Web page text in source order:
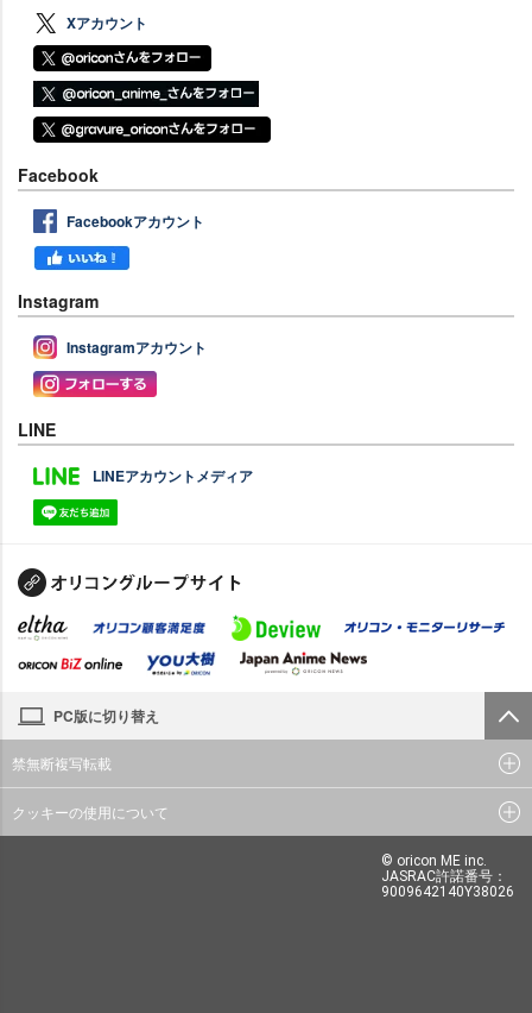
Xアカウント
Facebook
Facebookアカウント
Instagram
Instagramアカウント
LINE
LINEアカウントメディア
PC版に切り替え
禁無断複写転載
クッキーの使用について
© oricon ME inc.
JASRAC許諾番号：
9009642140Y38026